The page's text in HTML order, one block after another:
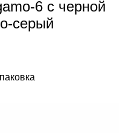
6 с черной
серый